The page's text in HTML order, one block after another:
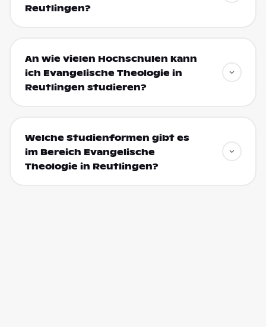
Reutlingen?
An wie vielen Hochschulen kann
ich Evangelische Theologie in
Reutlingen studieren?
Welche Studienformen gibt es
im Bereich Evangelische
Theologie in Reutlingen?